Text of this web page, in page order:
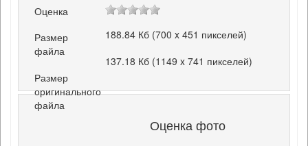
Оценка
Размер
файла
188.84 Кб (700 x 451 пикселей)
Размер
оригинального
файла
137.18 Кб (1149 x 741 пикселей)
Оценка фото